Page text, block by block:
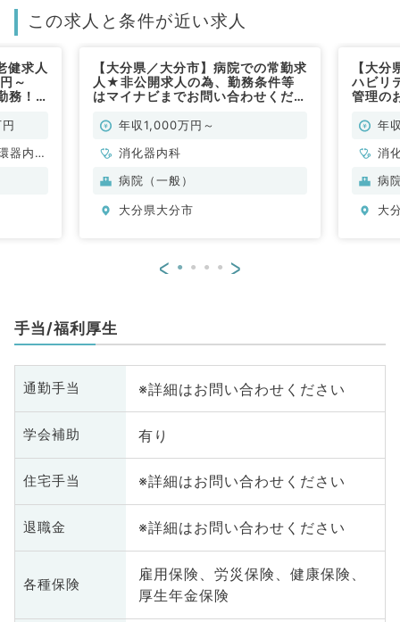
この求人と条件が近い求人
健求人
～
！
器内
【大分県／大分市】病院での常勤求
人★非公開求人の為、勤務条件等
はマイナビまでお問い合わせくださ
年収1,000万円～
消化器内科
病院（一般）
大分県大分市
【大
ハビリ
管理の
年
消
病
大
< >
手当/福利厚生
通勤手当 ※詳細はお問い合わせください
学会補助 有り
住宅手当 ※詳細はお問い合わせください
退職金 ※詳細はお問い合わせください
各種保険
雇用保険、労災保険、健康保険、
厚生年金保険